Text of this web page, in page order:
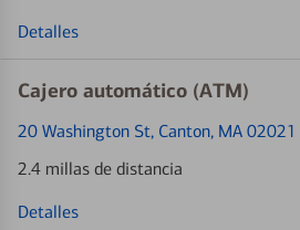
Detalles
Cajero automático (ATM)
20 Washington St, Canton, MA 02021
2.4 millas de distancia
Detalles